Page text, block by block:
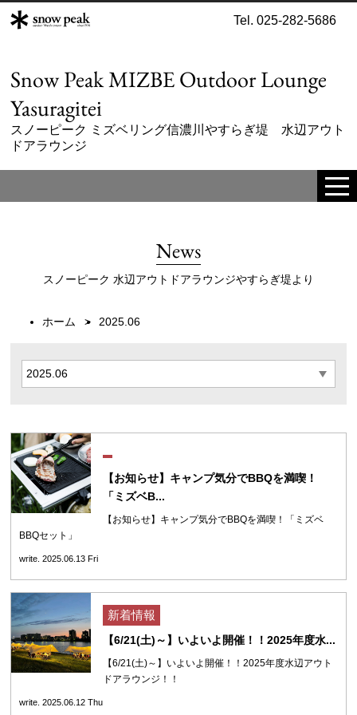
Snow Peak MIZBE Outdoor Lounge
Yasuragitei
スノーピーク ミズベリング信濃川やすらぎ堤 水辺アウト
ドアラウンジ
Tel. 025-282-5686
News
スノーピーク 水辺アウトドアラウンジやすらぎ堤より
ホーム 2025.06
【お知らせ】キャンプ気分でBBQを満喫！
「ミズベB...
【お知らせ】キャンプ気分でBBQを満喫！「ミズベ
BBQセット」
write. 2025.06.13 Fri
新着情報
【6/21(土)～】いよいよ開催！！2025年度水...
【6/21(土)～】いよいよ開催！！2025年度水辺アウト
ドアラウンジ！！
write. 2025.06.12 Thu